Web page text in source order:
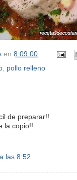
en 8:09:00
pollo relleno
de preparar!!
la copio!!
las 8:52